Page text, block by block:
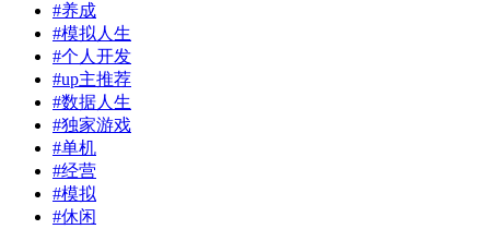
#养成
#模拟人生
#个人开发
#up主推荐
#数据人生
#独家游戏
#单机
#经营
#模拟
#休闲